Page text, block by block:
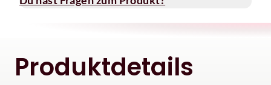
Produktdetails